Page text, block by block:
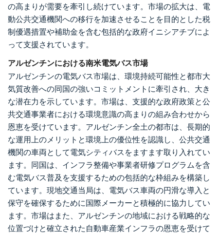
の高まりが需要を牽引し続けています。市場の拡大は、電
動公共交通機関への移行を加速させることを目的とした税
制優遇措置や補助金を含む包括的な政府イニシアチブによ
って支援されています。
アルゼンチンにおける南米電気バス市場
アルゼンチンの電気バス市場は、環境持続可能性と都市大
気質改善への同国の強いコミットメントに牽引され、大き
な潜在力を示しています。市場は、支援的な政府政策と公
共交通事業者における環境意識の高まりの組み合わせから
恩恵を受けています。アルゼンチン全土の都市は、長期的
な運用上のメリットと環境上の優位性を認識し、公共交通
機関の車両として電気シティバスをますます取り入れてい
ます。同国は、インフラ整備や事業者研修プログラムを含
む電気バス普及を支援するための包括的な枠組みを構築し
ています。現地交通当局は、電気バス車両の円滑な導入と
保守を確保するために国際メーカーと積極的に協力してい
ます。市場はまた、アルゼンチンの地域における戦略的な
位置づけと確立された自動車産業インフラの恩恵を受けて